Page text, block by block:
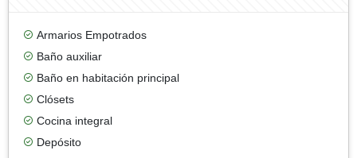
Armarios Empotrados
Baño auxiliar
Baño en habitación principal
Clósets
Cocina integral
Depósito